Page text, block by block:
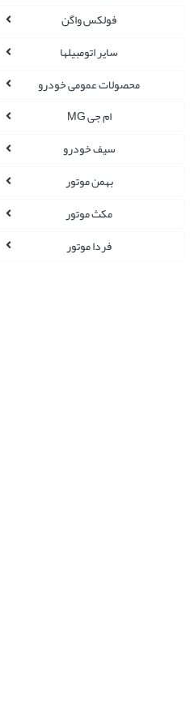
فولکس واگن
سایر اتومبیلها
محصولات عمومی خودرو
ام جی MG
سیف خودرو
بهمن موتور
مکث موتور
فردا موتور